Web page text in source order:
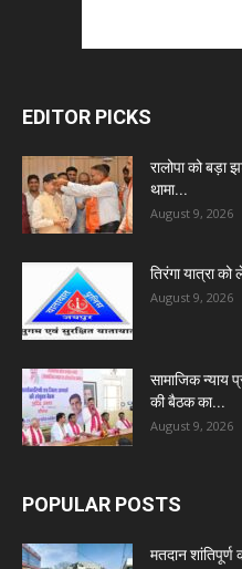
EDITOR PICKS
रालोपा को
थामा...
August 9, 2026
तिरंगा यात्रा
August 9, 2026
सामाजिक न्याय
की बैठक का...
August 9, 2026
POPULAR POSTS
मतदान